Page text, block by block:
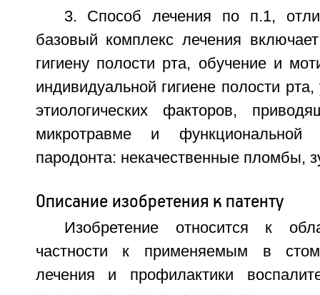
3. Способ лечения по п.1,
базовый комплекс лечения
гигиену полости рта, обучение и
индивидуальной гигиене полости
этиологических факторов,
микротравме и функциональной
пародонта: некачественные пломбы,
Описание изобретения к патенту
Изобретение относится к
частности к применяемым в
лечения и профилактики